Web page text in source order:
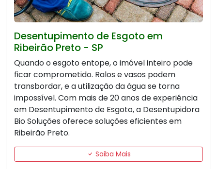
Desentupimento de Esgoto em
Ribeirão Preto - SP
Quando o esgoto entope, o imóvel inteiro pode
ficar comprometido. Ralos e vasos podem
transbordar, e a utilização da água se torna
impossível. Com mais de 20 anos de experiência
em Desentupimento de Esgoto, a Desentupidora
Bio Soluções oferece soluções eficientes em
Ribeirão Preto.
Saiba Mais